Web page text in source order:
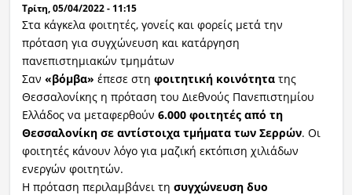
Τρίτη, 05/04/2022 - 11:15
Στα κάγκελα φοιτητές, γονείς και φορείς μετά την
πρόταση για συγχώνευση και κατάργηση
πανεπιστημιακών τμημάτων
Σαν «βόμβα» έπεσε στη φοιτητική κοινότητα της
Θεσσαλονίκης η πρόταση του Διεθνούς Πανεπιστημίου
Ελλάδος να μεταφερθούν 6.000 φοιτητές από τη
Θεσσαλονίκη σε αντίστοιχα τμήματα των Σερρών. Οι
φοιτητές κάνουν λόγο για μαζική εκτόπιση χιλιάδων
ενεργών φοιτητών.
Η πρόταση περιλαμβάνει τη συγχώνευση δυο